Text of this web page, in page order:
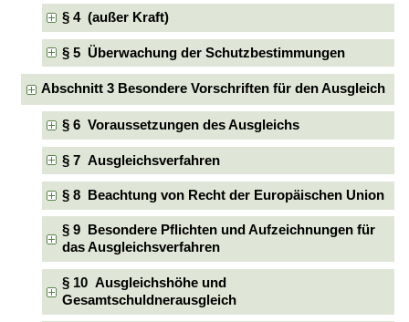
§ 4 (außer Kraft)
§ 5 Überwachung der Schutzbestimmungen
Abschnitt 3 Besondere Vorschriften für den Ausgleich
§ 6 Voraussetzungen des Ausgleichs
§ 7 Ausgleichsverfahren
§ 8 Beachtung von Recht der Europäischen Union
§ 9 Besondere Pflichten und Aufzeichnungen für
das Ausgleichsverfahren
§ 10 Ausgleichshöhe und
Gesamtschuldnerausgleich